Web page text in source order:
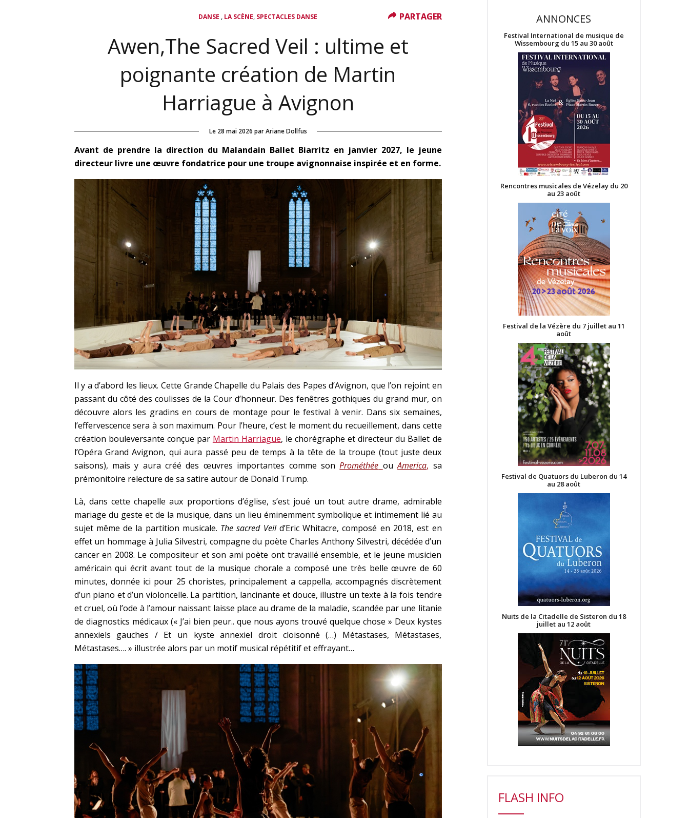
DANSE , LA SCÈNE, SPECTACLES DANSE
Awen,The Sacred Veil : ultime et
poignante création de Martin
Harriague à Avignon
Le 28 mai 2026 par Ariane Dollfus
Avant de prendre la direction du Malandain Ballet Biarritz en janvier 2027, le jeune
directeur livre une œuvre fondatrice pour une troupe avignonnaise inspirée et en forme.
Il y a d’abord les lieux. Cette Grande Chapelle du Palais des Papes d’Avignon, que l’on rejoint en
passant du côté des coulisses de la Cour d’honneur. Des fenêtres gothiques du grand mur, on
découvre alors les gradins en cours de montage pour le festival à venir. Dans six semaines,
l’effervescence sera à son maximum. Pour l’heure, c’est le moment du recueillement, dans cette
création bouleversante conçue par Martin Harriague, le chorégraphe et directeur du Ballet de
l’Opéra Grand Avignon, qui aura passé peu de temps à la tête de la troupe (tout juste deux
saisons), mais y aura créé des œuvres importantes comme sonProméthée ouAmerica, sa
prémonitoire relecture de sa satire autour de Donald Trump.
Là, dans cette chapelle aux proportions d’église, s’est joué un tout autre drame, admirable
mariage du geste et de la musique, dans un lieu éminemment symbolique et intimement lié au
sujet même de la partition musicale. The sacred Veild’Eric Whitacre, composé en 2018, est en
effet un hommage à Julia Silvestri, compagne du poète Charles Anthony Silvestri, décédée d’un
cancer en 2008. Le compositeur et son ami poète ont travaillé ensemble, et le jeune musicien
américain qui écrit avant tout de la musique chorale a composé une très belle œuvre de 60
minutes, donnée ici pour 25 choristes, principalement a cappella, accompagnés discrètement
d’un piano et d’un violoncelle. La partition, lancinante et douce, illustre un texte à la fois tendre
et cruel, où l’ode à l’amour naissant laisse place au drame de la maladie, scandée par une litanie
de diagnostics médicaux (« J’ai bien peur.. que nous ayons trouvé quelque chose » Deux kystes
annexiels gauches / Et un kyste annexiel droit cloisonné (…) Métastases, Métastases,
Métastases…. » illustrée alors par un motif musical répétitif et effrayant…
PARTAGER
PARTAGER ANNONCES
Festival International de musique de
Wissembourg du 15 au 30 août
Rencontres musicales de Vézelay du 20
au 23 août
Festival de la Vézère du 7 juillet au 11
août
Festival de Quatuors du Luberon du 14
au 28 août
Nuits de la Citadelle de Sisteron du 18
juillet au 12 août
FLASH INFO